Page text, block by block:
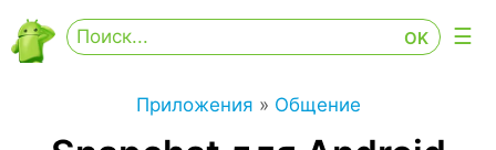
Приложения » Общение